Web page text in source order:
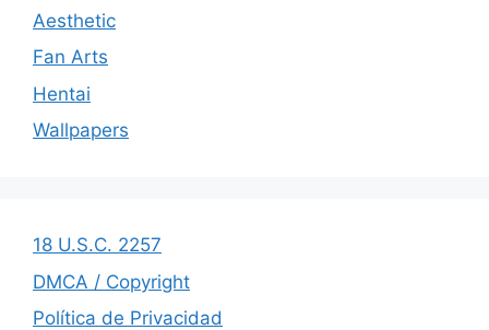
Aesthetic
Fan Arts
Hentai
Wallpapers
18 U.S.C. 2257
DMCA / Copyright
Política de Privacidad